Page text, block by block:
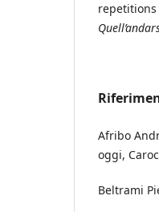
repetitions
Afribo
oggi,
Beltrami